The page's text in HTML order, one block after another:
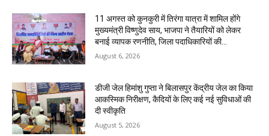
11 अगस्त को कुनकुरी में तिरंगा यात्रा में शामिल होंगे
मुख्यमंत्री विष्णुदेव साय, भाजपा ने तैयारियों को लेकर
बनाई व्यापक रणनीति, जिला पदाधिकारियों की...
August 6, 2026
डीजी जेल हिमांशु गुप्ता ने बिलासपुर केंद्रीय जेल का किया
आकस्मिक निरीक्षण, कैदियों के लिए कई नई सुविधाओं की
दी स्वीकृति
August 5, 2026